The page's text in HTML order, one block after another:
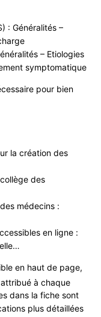
: Généralités –
– Etiologies
symptomatique
pour bien
la création des
des
médecins :
en ligne :
en haut de page,
à chaque
dans la fiche sont
plus détaillées